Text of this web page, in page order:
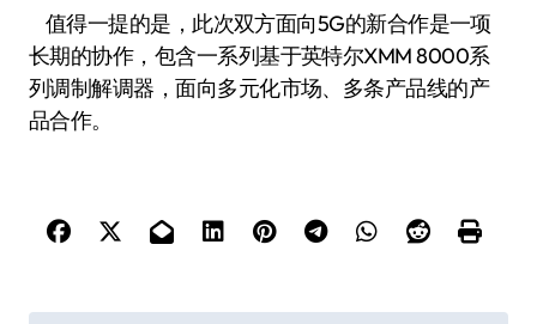
值得一提的是，此次双方面向5G的新合作是一项
长期的协作，包含一系列基于英特尔XMM 8000系
列调制解调器，面向多元化市场、多条产品线的产
品合作。